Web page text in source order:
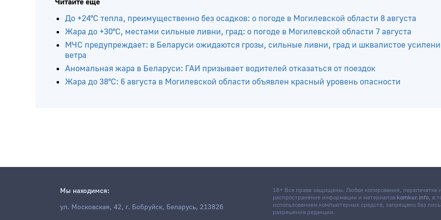
Читайте ещё
До +24°С тепла, преимущественно без осадков: о погоде в Могилевской области 8 августа
Жара до +30°С, местами сильные ливни, град: о погоде в Могилевской области 7 августа
МЧС предупреждает: в Беларуси ожидаются грозы, сильные ливни, град и шквалистое
ветра
Аномальная жара в Беларуси: ГАИ призывает водителей отказаться от поездок
Жара до 38°С: 6 августа в Могилевской области объявлен красный уровень опасности
Мы находимся:
ул. Московская, 42, г. Бобруйск, Беларусь, 213826
18+ Все права защищены. Любое копирование, перепечатка
распространение информации и материалов komkur.info, в
использованием компьютерных средств, запрещено без
разрешения редакции.